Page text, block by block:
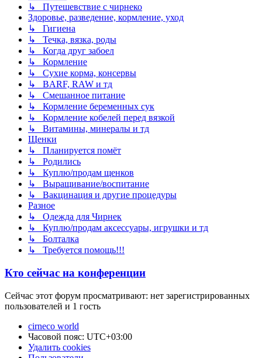
↳ Путешевствие с чирнеко
Здоровье, разведение, кормление, уход
↳ Гигиена
↳ Течка, вязка, роды
↳ Когда друг забоел
↳ Кормление
↳ Сухие корма, консервы
↳ BARF, RAW и тд
↳ Смешанное питание
↳ Кормление беременных сук
↳ Кормление кобелей перед вязкой
↳ Витамины, минералы и тд
Щенки
↳ Планируется помёт
↳ Родились
↳ Куплю/продам щенков
↳ Выращивание/воспитание
↳ Вакцинация и другие процедуры
Разное
↳ Одежда для Чирнек
↳ Куплю/продам аксессуары, игрушки и тд
↳ Болталка
↳ Требуется помощь!!!
Кто сейчас на конференции
Сейчас этот форум просматривают: нет зарегистрированных
пользователей и 1 гость
cirneco world
Часовой пояс: UTC+03:00
Удалить cookies